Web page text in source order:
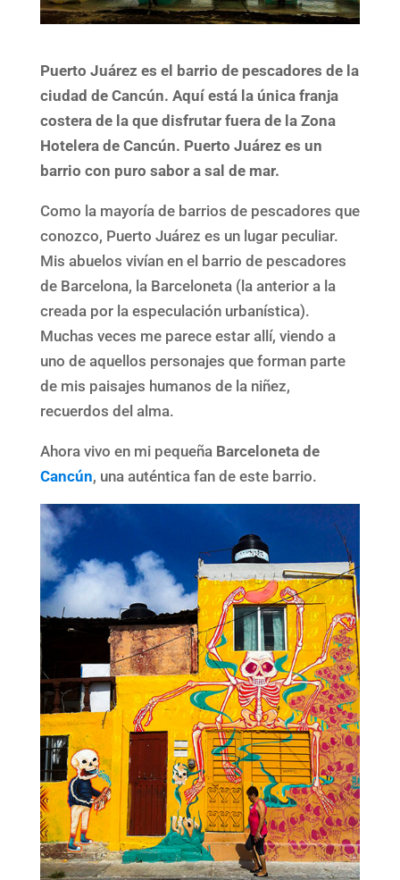
Puerto Juárez es el barrio de pescadores de la
ciudad de Cancún. Aquí está la única franja
costera de la que disfrutar fuera de la Zona
Hotelera de Cancún. Puerto Juárez es un
barrio con puro sabor a sal de mar.
Como la mayoría de barrios de pescadores que
conozco, Puerto Juárez es un lugar peculiar.
Mis abuelos vivían en el barrio de pescadores
de Barcelona, la Barceloneta (la anterior a la
creada por la especulación urbanística).
Muchas veces me parece estar allí, viendo a
uno de aquellos personajes que forman parte
de mis paisajes humanos de la niñez,
recuerdos del alma.
Ahora vivo en mi pequeña Barceloneta de
Cancún, una auténtica fan de este barrio.